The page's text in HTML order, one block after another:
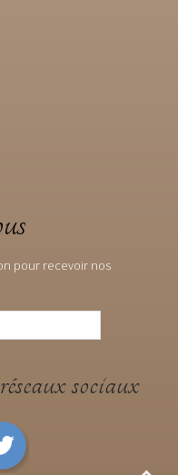
pour recevoir nos
sociaux